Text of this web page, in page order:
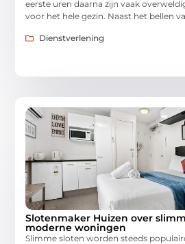
eerste uren daarna zijn vaak
voor het hele gezin. Naast het bellen
Dienstverlening
Slotenmaker Huizen over
moderne woningen
Slimme sloten worden steeds